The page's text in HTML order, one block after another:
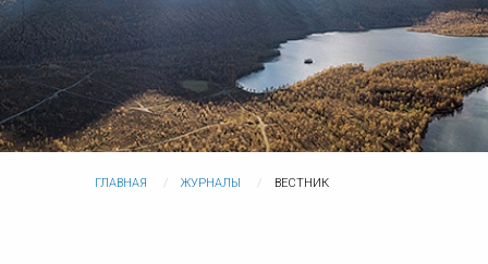
ГЛАВНАЯ ЖУРНАЛЫ ВЕСТНИК